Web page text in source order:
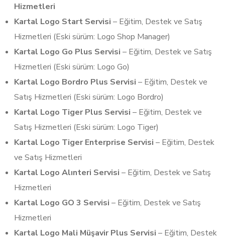
Hizmetleri
Kartal Logo Start Servisi – Eğitim, Destek ve Satış
Hizmetleri (Eski sürüm: Logo Shop Manager)
Kartal Logo Go Plus Servisi – Eğitim, Destek ve Satış
Hizmetleri (Eski sürüm: Logo Go)
Kartal Logo Bordro Plus Servisi – Eğitim, Destek ve
Satış Hizmetleri (Eski sürüm: Logo Bordro)
Kartal Logo Tiger Plus Servisi – Eğitim, Destek ve
Satış Hizmetleri (Eski sürüm: Logo Tiger)
Kartal Logo Tiger Enterprise Servisi – Eğitim, Destek
ve Satış Hizmetleri
Kartal Logo Alınteri Servisi – Eğitim, Destek ve Satış
Hizmetleri
Kartal Logo GO 3 Servisi – Eğitim, Destek ve Satış
Hizmetleri
Kartal Logo Mali Müşavir Plus Servisi – Eğitim, Destek